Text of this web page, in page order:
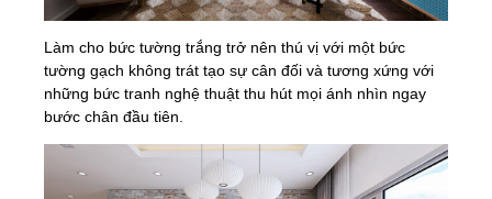
Làm cho bức tường trắng trở nên thú vị với một bức
tường gạch không trát tạo sự cân đối và tương xứng với
những bức tranh nghệ thuật thu hút mọi ánh nhìn ngay
bước chân đầu tiên.